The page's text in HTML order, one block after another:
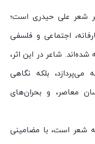
شعر علی حیدری است؛
اجتماعی و فلسفی
شاعر در این اثر،
می‌پردازد، بلکه نگاهی
معاصر، و بحران‌های
دربرگیرنده بیش از ۹۰ قطعه شعر است، با مضامینی